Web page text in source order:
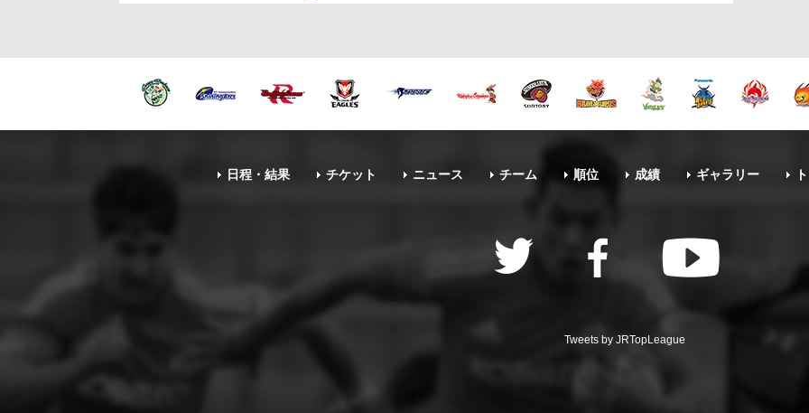
日程・結果 チケット ニュース チーム 順位 成績 ギャラリー
Tweets by JRTopLeague